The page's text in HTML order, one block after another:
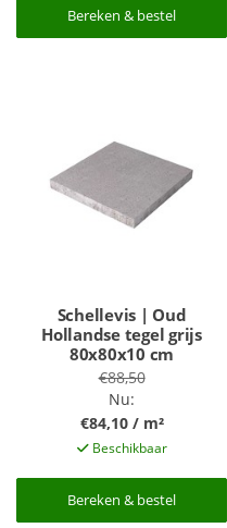
Bereken & bestel
Bereken & bestel
Schellevis | Oud
Hollandse tegel grijs
80x80x10 cm
€88,50
Nu:
€84,10 / m²
Beschikbaar
Bereken & bestel
Bereken & bestel